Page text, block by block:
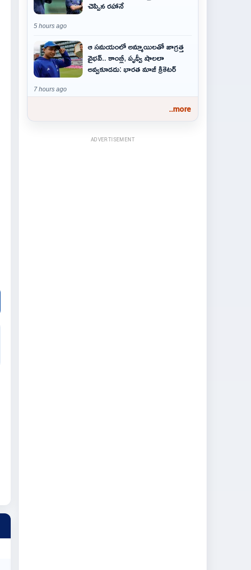
చెప్పిన రహానే
5 hours ago
ఆ స‌మ‌యంలో అమ్మాయిల‌తో జాగ్ర‌త్త‌
వైభ‌వ్‌.. కాంబ్లీ, పృథ్వీ షాలలా
అవ్వ‌కూడ‌దు: భార‌త మాజీ క్రికెట‌ర్‌
7 hours ago
..more
ADVERTISEMENT